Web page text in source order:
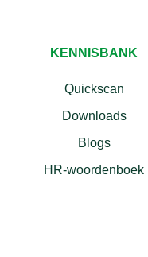
KENNISBANK
Quickscan
Downloads
Blogs
HR-woordenboek